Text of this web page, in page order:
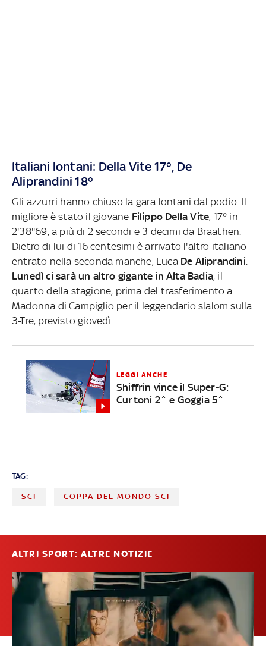
Italiani lontani: Della Vite 17°, De
Aliprandini 18°
Gli azzurri hanno chiuso la gara lontani dal podio. Il
migliore è stato il giovane Filippo Della Vite, 17° in
2'38''69, a più di 2 secondi e 3 decimi da Braathen.
Dietro di lui di 16 centesimi è arrivato l'altro italiano
entrato nella seconda manche, Luca De Aliprandini
Lunedì ci sarà un altro gigante in Alta Badia, il
quarto della stagione, prima del trasferimento a
Madonna di Campiglio per il leggendario slalom sulla
3-Tre, previsto giovedì.
LEGGI ANCHE
Shiffrin vince il Super-G:
Curtoni 2^ e Goggia 5^
TAG:
SCI COPPA DEL MONDO SCI
ALTRI SPORT: ALTRE NOTIZIE